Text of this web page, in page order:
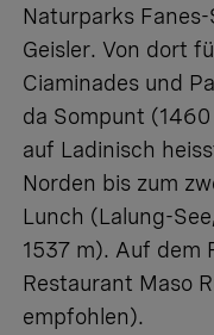
Naturparks
Geisler. Von dort
Ciaminades und
da Sompunt
auf Ladinisch
Norden bis zum
Lunch (Lalung-See,
1537 m). Auf dem
Restaurant Maso
empfohlen).